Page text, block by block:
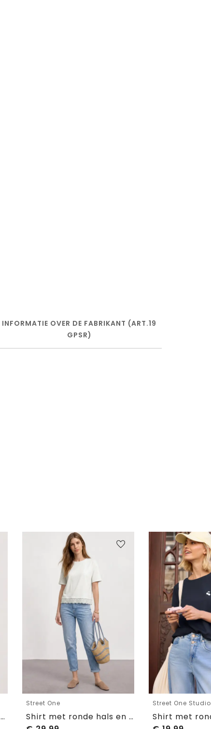
INFORMATIE OVER DE FABRIKANT (ART.19
GPSR)
Basic Shirt met boothals en elastische zoom
Street One
Shirt met ronde hals en kant
Street One Studio